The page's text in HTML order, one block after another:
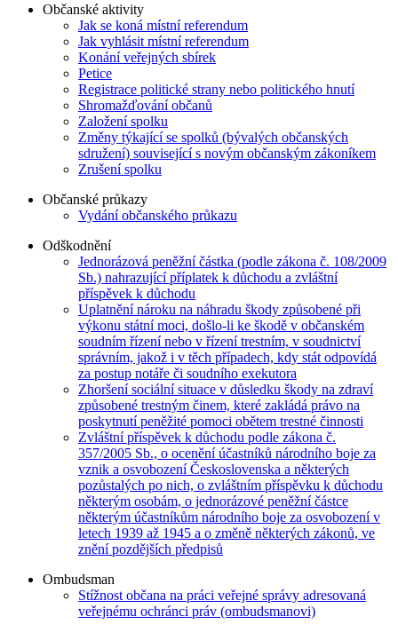
Občanské aktivity
Jak se koná místní referendum
Jak vyhlásit místní referendum
Konání veřejných sbírek
Petice
Registrace politické strany nebo politického hnutí
Shromažďování občanů
Založení spolku
Změny týkající se spolků (bývalých občanských
sdružení) související s novým občanským zákoníkem
Zrušení spolku
Občanské průkazy
Vydání občanského průkazu
Odškodnění
Jednorázová peněžní částka (podle zákona č. 108/2009
Sb.) nahrazující příplatek k důchodu a zvláštní
příspěvek k důchodu
Uplatnění nároku na náhradu škody způsobené při
výkonu státní moci, došlo-li ke škodě v občanském
soudním řízení nebo v řízení trestním, v soudnictví
správním, jakož i v těch případech, kdy stát odpovídá
za postup notáře či soudního exekutora
Zhoršení sociální situace v důsledku škody na zdraví
způsobené trestným činem, které zakládá právo na
poskytnutí peněžité pomoci obětem trestné činnosti
Zvláštní příspěvek k důchodu podle zákona č.
357/2005 Sb., o ocenění účastníků národního boje za
vznik a osvobození Československa a některých
pozůstalých po nich, o zvláštním příspěvku k důchodu
některým osobám, o jednorázové peněžní částce
některým účastníkům národního boje za osvobození v
letech 1939 až 1945 a o změně některých zákonů, ve
znění pozdějších předpisů
Ombudsman
Stížnost občana na práci veřejné správy adresovaná
veřejnému ochránci práv (ombudsmanovi)